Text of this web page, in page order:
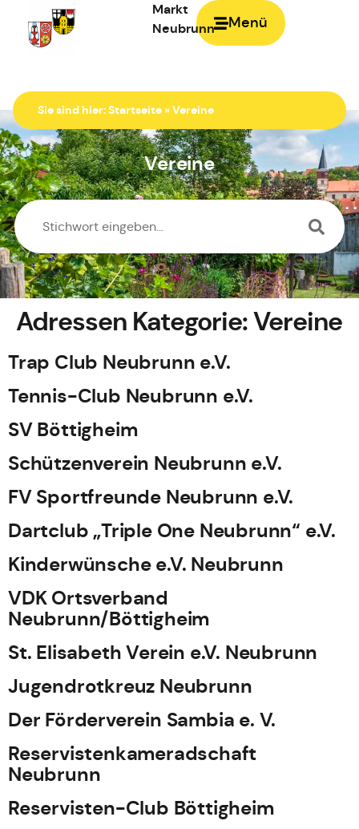
Menü
Markt
Neubrunn
Zur Startseite
Sie sind hier:Startseite »Vereine
Vereine
Adressen Kategorie:Vereine
Trap Club Neubrunn e.V.
Tennis-Club Neubrunn e.V.
SV Böttigheim
Schützenverein Neubrunn e.V.
FV Sportfreunde Neubrunn e.V.
Dartclub „Triple One Neubrunn“ e.V.
Kinderwünsche e.V. Neubrunn
VDK Ortsverband
Neubrunn/Böttigheim
St. Elisabeth Verein e.V. Neubrunn
Jugendrotkreuz Neubrunn
Der Förderverein Sambia e. V.
Reservistenkameradschaft
Neubrunn
Reservisten-Club Böttigheim